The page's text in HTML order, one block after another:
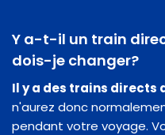
Y a-t-il un train
dois-je changer?
Il y a des trains directs
n'aurez donc
pendant votre voyage.